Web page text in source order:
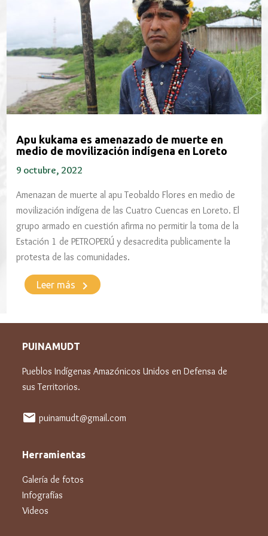
Apu kukama es amenazado de muerte en
medio de movilización indígena en Loreto
9 octubre, 2022
Amenazan de muerte al apu Teobaldo Flores en medio de
movilización indígena de las Cuatro Cuencas en Loreto. El
grupo armado en cuestión afirma no permitir la toma de la
Estación 1 de PETROPERÚ y desacredita publicamente la
protesta de las comunidades.
Leer más keyboard_arrow_right
PUINAMUDT
Pueblos Indígenas Amazónicos Unidos en Defensa de
sus Territorios.
mail puinamudt@gmail.com
Herramientas
Galería de fotos
Infografías
Videos